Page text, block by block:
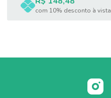
com 10% desconto à vista